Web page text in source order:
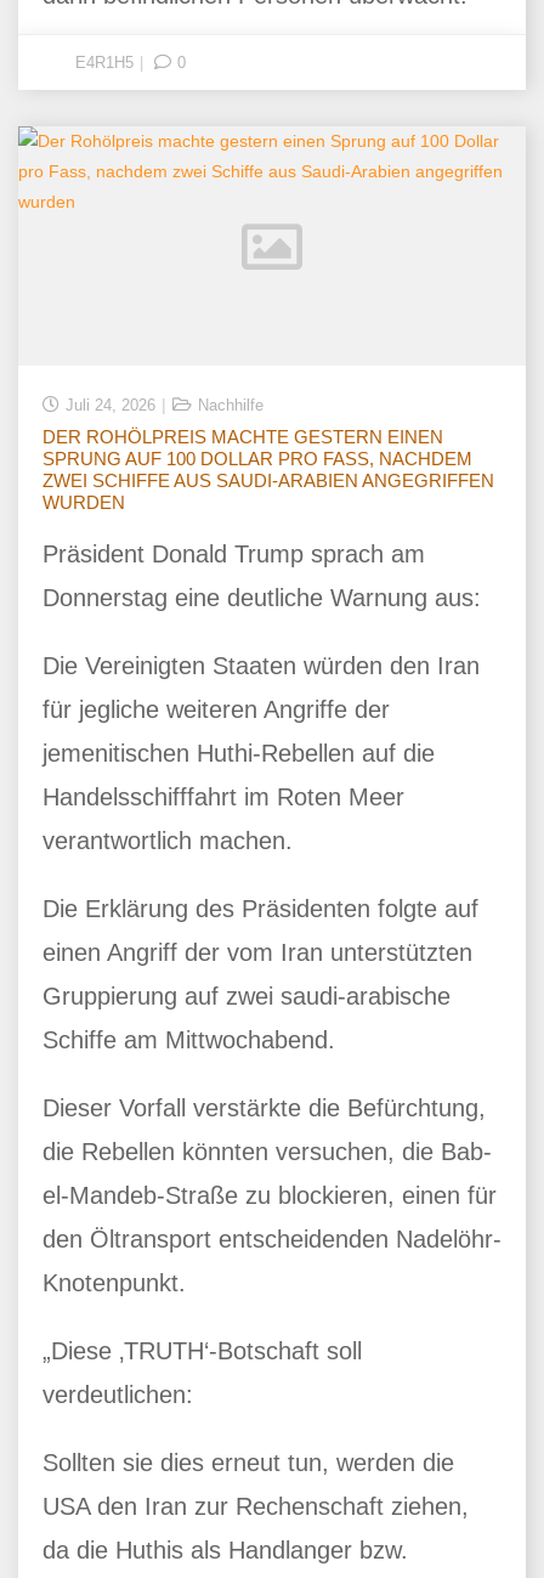
E4R1H5 0
Juli 24, 2026 Nachhilfe
DER ROHÖLPREIS MACHTE GESTERN EINEN
SPRUNG AUF 100 DOLLAR PRO FASS, NACHDEM
ZWEI SCHIFFE AUS SAUDI-ARABIEN ANGEGRIFFEN
WURDEN
Präsident Donald Trump sprach am
Donnerstag eine deutliche Warnung aus:
Die Vereinigten Staaten würden den Iran
für jegliche weiteren Angriffe der
jemenitischen Huthi-Rebellen auf die
Handelsschifffahrt im Roten Meer
verantwortlich machen.
Die Erklärung des Präsidenten folgte auf
einen Angriff der vom Iran unterstützten
Gruppierung auf zwei saudi-arabische
Schiffe am Mittwochabend.
Dieser Vorfall verstärkte die Befürchtung,
die Rebellen könnten versuchen, die Bab-
el-Mandeb-Straße zu blockieren, einen für
den Öltransport entscheidenden Nadelöhr-
Knotenpunkt.
„Diese ‚TRUTH‘-Botschaft soll
verdeutlichen:
Sollten sie dies erneut tun, werden die
USA den Iran zur Rechenschaft ziehen,
da die Huthis als Handlanger bzw.